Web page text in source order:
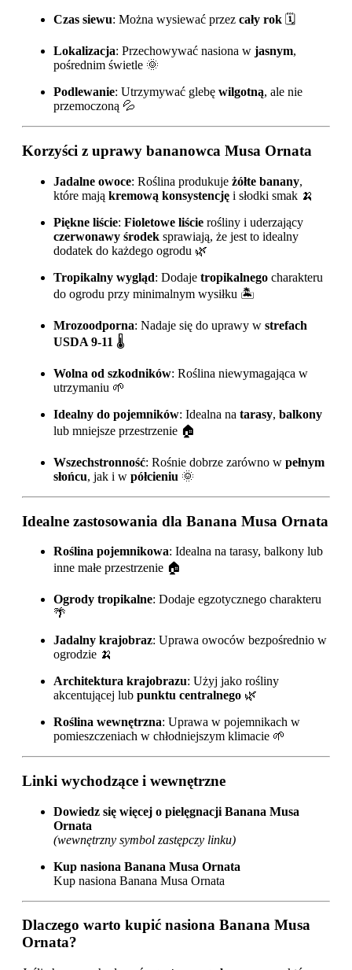
Czas siewu: Można wysiewać przez cały rok 🗓️
Lokalizacja: Przechowywać nasiona w jasnym,
pośrednim świetle 🌞
Podlewanie: Utrzymywać glebę wilgotną, ale nie
przemoczoną 💦
Korzyści z uprawy bananowca Musa Ornata
Jadalne owoce: Roślina produkuje żółte banany,
które mają kremową konsystencję i słodki smak 🍌
Piękne liście: Fioletowe liście rośliny i uderzający
czerwonawy środek sprawiają, że jest to idealny
dodatek do każdego ogrodu 🌿
Tropikalny wygląd: Dodaje tropikalnego charakteru
do ogrodu przy minimalnym wysiłku 🏝️
Mrozoodporna: Nadaje się do uprawy w strefach
USDA 9-11 🌡️
Wolna od szkodników: Roślina niewymagająca w
utrzymaniu 🌱
Idealny do pojemników: Idealna na tarasy, balkony
lub mniejsze przestrzenie 🏠
Wszechstronność: Rośnie dobrze zarówno w pełnym
słońcu, jak i w półcieniu 🌞
Idealne zastosowania dla Banana Musa Ornata
Roślina pojemnikowa: Idealna na tarasy, balkony lub
inne małe przestrzenie 🏠
Ogrody tropikalne: Dodaje egzotycznego charakteru
🌴
Jadalny krajobraz: Uprawa owoców bezpośrednio w
ogrodzie 🍌
Architektura krajobrazu: Użyj jako rośliny
akcentującej lub punktu centralnego 🌿
Roślina wewnętrzna: Uprawa w pojemnikach w
pomieszczeniach w chłodniejszym klimacie 🌱
Linki wychodzące i wewnętrzne
Dowiedz się więcej o pielęgnacji Banana Musa
Ornata
(wewnętrzny symbol zastępczy linku)
Kup nasiona Banana Musa Ornata
Kup nasiona Banana Musa Ornata
Dlaczego warto kupić nasiona Banana Musa
Ornata?